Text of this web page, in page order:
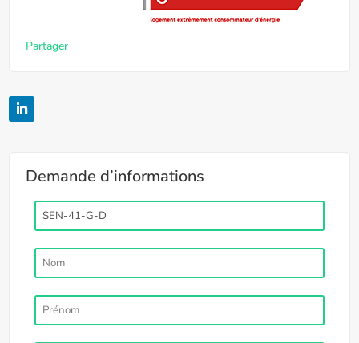
Partager
Demande d’informations